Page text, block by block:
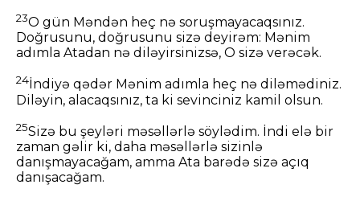
23O gün Məndən heç nə soruşmayacaqsınız.
Doğrusunu, doğrusunu sizə deyirəm: Mənim
adımla Atadan nə diləyirsinizsə, O sizə verəcək.
24İndiyə qədər Mənim adımla heç nə diləmədiniz.
Diləyin, alacaqsınız, ta ki sevinciniz kamil olsun.
25Sizə bu şeyləri məsəllərlə söylədim. İndi elə bir
zaman gəlir ki, daha məsəllərlə sizinlə
danışmayacağam, amma Ata barədə sizə açıq
danışacağam.